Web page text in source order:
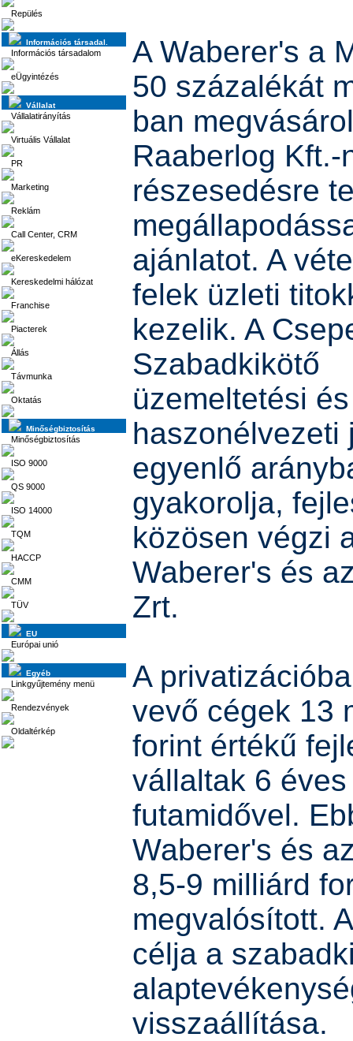
Repülés
Információs társadal.
Információs társadalom
eÜgyintézés
Vállalat
Vállalatirányítás
Virtuális Vállalat
PR
Marketing
Reklám
Call Center, CRM
eKereskedelem
Kereskedelmi hálózat
Franchise
Piacterek
Állás
Távmunka
Oktatás
Minőségbiztosítás
Minőségbiztosítás
ISO 9000
QS 9000
ISO 14000
TQM
HACCP
CMM
TÜV
EU
Európai unió
Egyéb
Linkgyűjtemény menü
Rendezvények
Oldaltérkép
A Waberer's a
50 százalékát
ban
Raaberlog Kft.-
részesedésre
ajánlatot. A
felek üzleti
kezelik. A
Szabadkikötő
üzemeltetési és
haszonélvezeti
egyenlő
gyakorolja,
közösen végzi
Waberer's és
Zrt.
A
vevő cégek 13
forint értékű
vállaltak 6 éves
futamidővel.
Waberer's és
8,5-9 milliárd
megvalósított.
célja a
visszaállítása.